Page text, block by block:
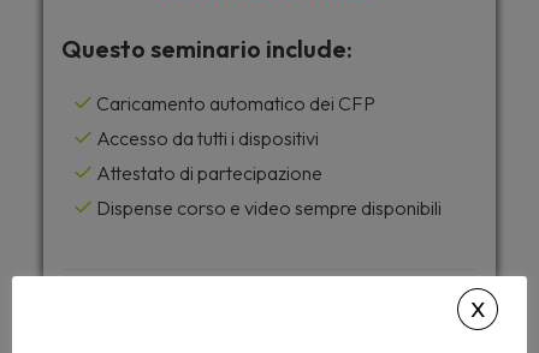
Questo seminario include:
Caricamento automatico dei CFP
Accesso da tutti i dispositivi
Attestato di partecipazione
Dispense corso e video sempre disponibili